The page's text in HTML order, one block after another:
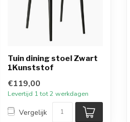
Tuin dining stoel Zwart
1Kunststof
€119,00
Levertijd 1 tot 2 werkdagen
Vergelijk